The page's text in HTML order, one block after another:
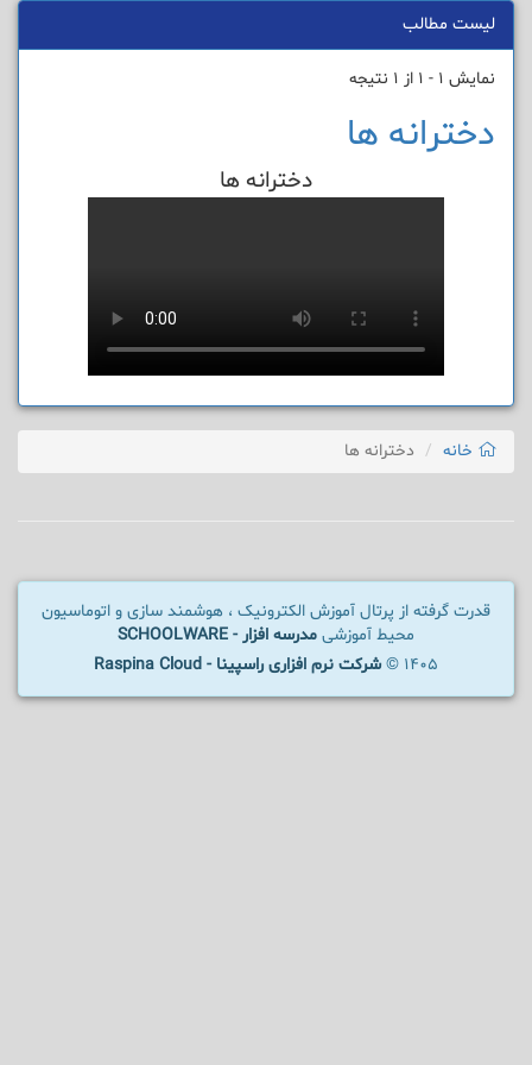
لیست مطالب
نمایش 1 - 1 از 1 نتیجه
دخترانه ها
دخترانه ها
خانه دخترانه ها
قدرت گرفته از پرتال آموزش الکترونیک ، هوشمند سازی و اتوماسیون
محیط آموزشی مدرسه افزار - SCHOOLWARE
1405 ©
شرکت نرم افزاری راسپینا - Raspina Cloud